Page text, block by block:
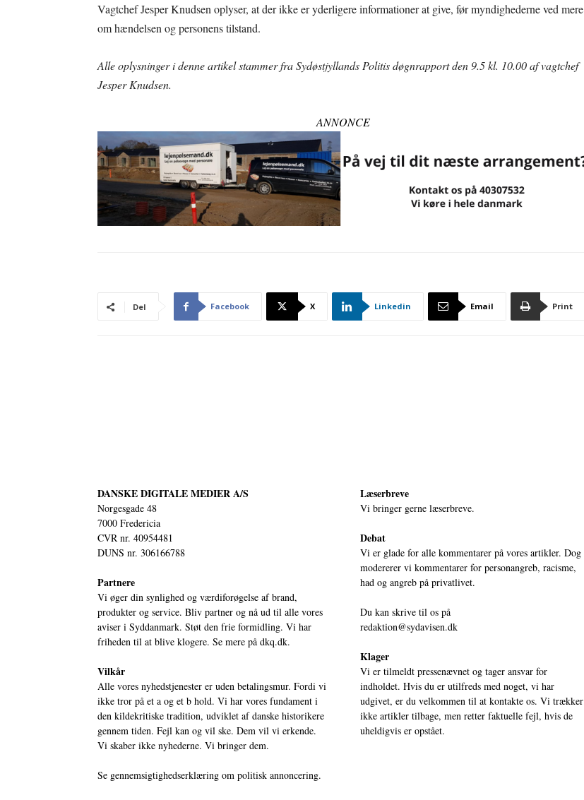
Vagtchef Jesper Knudsen oplyser, at der ikke er yderligere informationer at give, før myndighederne ved mere
om hændelsen og personens tilstand.
Alle oplysninger i denne artikel stammer fra Sydøstjyllands Politis døgnrapport den 9.5 kl. 10.00 af vagtchef
Jesper Knudsen.
ANNONCE
Del Facebook X Linkedin Email Print
DANSKE DIGITALE MEDIER A/S
Norgesgade 48
7000 Fredericia
CVR nr. 40954481
DUNS nr. 306166788
Partnere
Vi øger din synlighed og værdiforøgelse af brand,
produkter og service. Bliv partner og nå ud til alle vores
aviser i Syddanmark. Støt den frie formidling. Vi har
friheden til at blive klogere. Se mere på dkq.dk.
Vilkår
Alle vores nyhedstjenester er uden betalingsmur. Fordi vi
ikke tror på et a og et b hold. Vi har vores fundament i
den kildekritiske tradition, udviklet af danske historikere
gennem tiden. Fejl kan og vil ske. Dem vil vi erkende.
Vi skaber ikke nyhederne. Vi bringer dem.
Se gennemsigtighedserklæring om politisk annoncering.
Læserbreve
Vi bringer gerne læserbreve.
Debat
Vi er glade for alle kommentarer på vores artikler. Dog
modererer vi kommentarer for personangreb, racisme,
had og angreb på privatlivet.
Du kan skrive til os på
redaktion@sydavisen.dk
Klager
Vi er tilmeldt pressenævnet og tager ansvar for
indholdet. Hvis du er utilfreds med noget, vi har
udgivet, er du velkommen til at kontakte os. Vi trækker
ikke artikler tilbage, men retter faktuelle fejl, hvis de
uheldigvis er opstået.